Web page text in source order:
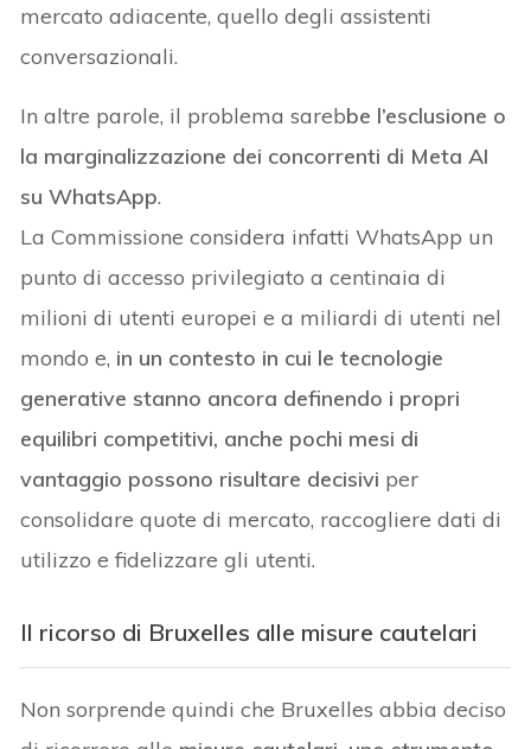
mercato adiacente, quello degli assistenti
conversazionali.
In altre parole, il problema sarebbe l’esclusione o
la marginalizzazione dei concorrenti di Meta AI
su WhatsApp.
La Commissione considera infatti WhatsApp un
punto di accesso privilegiato a centinaia di
milioni di utenti europei e a miliardi di utenti nel
mondo e, in un contesto in cui le tecnologie
generative stanno ancora definendo i propri
equilibri competitivi, anche pochi mesi di
vantaggio possono risultare decisivi per
consolidare quote di mercato, raccogliere dati di
utilizzo e fidelizzare gli utenti.
Il ricorso di Bruxelles alle misure cautelari
Non sorprende quindi che Bruxelles abbia deciso